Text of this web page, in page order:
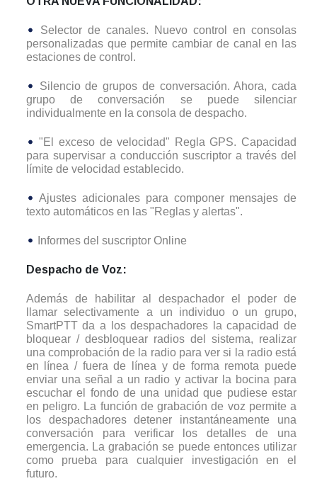
Selector de canales. Nuevo control en consolas
personalizadas que permite cambiar de canal en las
estaciones de control.
Silencio de grupos de conversación. Ahora, cada
grupo de conversación se puede silenciar
individualmente en la consola de despacho.
"El exceso de velocidad" Regla GPS. Capacidad
para supervisar a conducción suscriptor a través del
límite de velocidad establecido.
Ajustes adicionales para componer mensajes de
texto automáticos en las "Reglas y alertas".
Informes del suscriptor Online
Despacho de Voz:
Además de habilitar al despachador el poder de
llamar selectivamente a un individuo o un grupo,
SmartPTT da a los despachadores la capacidad de
bloquear / desbloquear radios del sistema, realizar
una comprobación de la radio para ver si la radio está
en línea / fuera de línea y de forma remota puede
enviar una señal a un radio y activar la bocina para
escuchar el fondo de una unidad que pudiese estar
en peligro. La función de grabación de voz permite a
los despachadores detener instantáneamente una
conversación para verificar los detalles de una
emergencia. La grabación se puede entonces utilizar
como prueba para cualquier investigación en el
futuro.